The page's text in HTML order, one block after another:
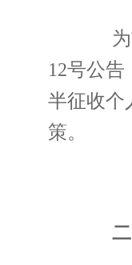
为贯
12号公告
半征收个
策。
二、